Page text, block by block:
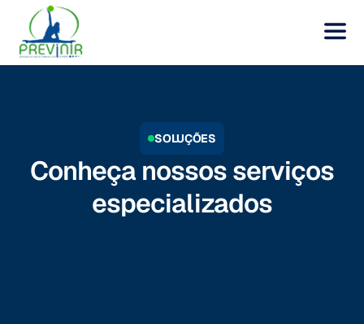
SOLUÇÕES
Conheça nossos serviços
especializados